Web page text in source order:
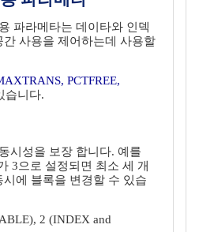
파라메타는 데이타와 인덱
간 사용을 제어하는데 사용할
PCTFREE,
습니다.
시성을 보장 합니다. 예를
3으로 설정되면 최소 세 개
시에 블록을 변경할 수 있습
2 (INDEX and